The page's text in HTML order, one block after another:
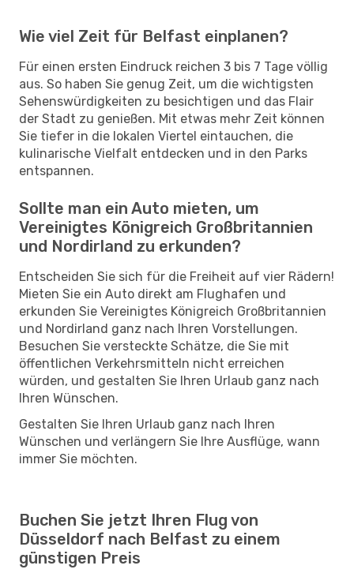
Wie viel Zeit für Belfast einplanen?
Für einen ersten Eindruck reichen 3 bis 7 Tage völlig
aus. So haben Sie genug Zeit, um die wichtigsten
Sehenswürdigkeiten zu besichtigen und das Flair
der Stadt zu genießen. Mit etwas mehr Zeit können
Sie tiefer in die lokalen Viertel eintauchen, die
kulinarische Vielfalt entdecken und in den Parks
entspannen.
Sollte man ein Auto mieten, um
Vereinigtes Königreich Großbritannien
und Nordirland zu erkunden?
Entscheiden Sie sich für die Freiheit auf vier Rädern!
Mieten Sie ein Auto direkt am Flughafen und
erkunden Sie Vereinigtes Königreich Großbritannien
und Nordirland ganz nach Ihren Vorstellungen.
Besuchen Sie versteckte Schätze, die Sie mit
öffentlichen Verkehrsmitteln nicht erreichen
würden, und gestalten Sie Ihren Urlaub ganz nach
Ihren Wünschen.
Gestalten Sie Ihren Urlaub ganz nach Ihren
Wünschen und verlängern Sie Ihre Ausflüge, wann
immer Sie möchten.
Buchen Sie jetzt Ihren Flug von
Düsseldorf nach Belfast zu einem
günstigen Preis